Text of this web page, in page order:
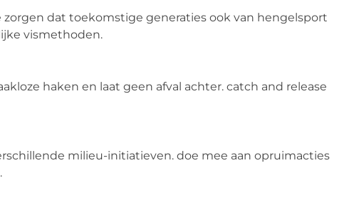
dat toekomstige generaties ook van hengelsport
vismethoden.
haken en laat geen afval achter. catch and release
milieu-initiatieven. doe mee aan opruimacties